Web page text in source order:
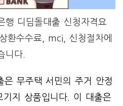
행 디딤돌대출 신청자격요
환수수료, mci, 신청절차에
니다.
은 무주택 서민의 주거 안정
지 상품입니다. 이 대출은